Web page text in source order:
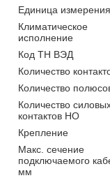
Единица измерения
Климатическое
исполнение
Код ТН ВЭД
Количество
Количество
Количество
контактов НО
Крепление
Макс. сечение
подключаемого
мм